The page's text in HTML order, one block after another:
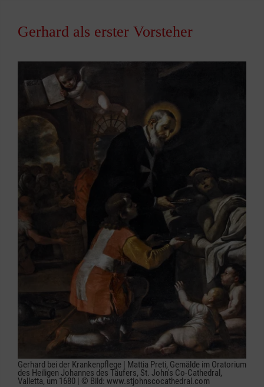
Gerhard als erster Vorsteher
Gerhard bei der Krankenpflege | Mattia Preti, Gemälde im Oratorium
des Heiligen Johannes des Täufers, St. John's Co-Cathedral,
Valletta, um 1680 | © Bild: www.stjohnscocathedral.com